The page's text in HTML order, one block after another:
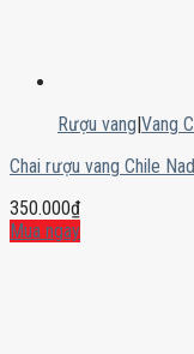
Rượu vang|Vang
Chai rượu vang Chile
350.000₫
Mua ngay